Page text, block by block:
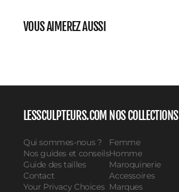
VOUS AIMEREZ AUSSI
LESSCULPTEURS.COM
Qui sommes-nous ?
Nos guides et conseils
Guide des tailles
Contact
Your Privacy Choices
NOS COLLECTIONS
Femme
Homme
Maroquinerie
Accessoires
Marques